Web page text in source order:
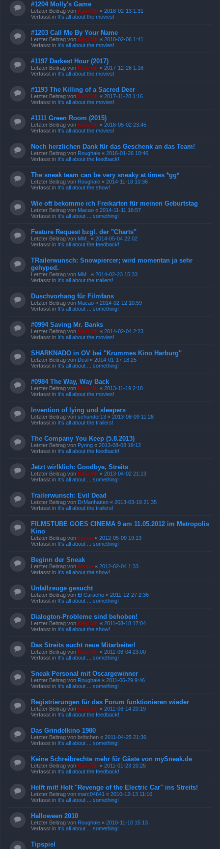
#1204 Molly's Game
Letzter Beitrag von Kasi Mir « 2018-02-13 1:31
Verfasst in It's all about the movies!
#1203 Call Me By Your Name
Letzter Beitrag von Kasi Mir « 2018-02-06 1:41
Verfasst in It's all about the movies!
#1197 Darkest Hour (2017)
Letzter Beitrag von Kasi Mir « 2017-12-26 1:16
Verfasst in It's all about the movies!
#1193 The Killing of a Sacred Deer
Letzter Beitrag von Kasi Mir « 2017-11-28 1:16
Verfasst in It's all about the movies!
#1111 Green Room (2015)
Letzter Beitrag von Kasi Mir « 2016-05-02 23:45
Verfasst in It's all about the movies!
Noch herzlichen Dank für das Geschenk an das Team!
Letzter Beitrag von Roughale « 2016-01-26 10:46
Verfasst in It's all about the feedback!
The sneak team can be very sneaky at times *gg*
Letzter Beitrag von Roughale « 2014-11-18 10:36
Verfasst in It's all about the show!
Wie oft bekomme ich Freikarten für meinen Geburtstag
Letzter Beitrag von Macao « 2014-11-11 16:57
Verfasst in It's all about ... something!
Feature Request bzgl. der "Charts"
Letzter Beitrag von MM_ « 2014-05-04 22:02
Verfasst in It's all about the feedback!
TRailerwunsch: Snowpiercer; wird momentan ja sehr
gehyped.
Letzter Beitrag von MM_ « 2014-02-23 15:33
Verfasst in It's all about the trailers!
Duschvorhang für Filmfans
Letzter Beitrag von Macao « 2014-02-12 10:59
Verfasst in It's all about ... something!
#0994 Saving Mr. Banks
Letzter Beitrag von Kasi Mir « 2014-02-04 2:23
Verfasst in It's all about the movies!
SHARKNADO in OV bei "Krummes Kino Harburg"
Letzter Beitrag von Deal « 2014-01-17 18:25
Verfasst in It's all about ... something!
#0984 The Way, Way Back
Letzter Beitrag von Kasi Mir « 2013-11-19 2:18
Verfasst in It's all about the movies!
Invention of lying und sleepers
Letzter Beitrag von schunder13 « 2013-08-09 11:28
Verfasst in It's all about the trailers!
The Company You Keep (5.8.2013)
Letzter Beitrag von Pynng « 2013-08-08 19:12
Verfasst in It's all about the feedback!
Jetzt wirlklich: Goodbye, Streits
Letzter Beitrag von Kasi Mir « 2013-04-02 21:13
Verfasst in It's all about ... something!
Trailerwunsch: Evil Dead
Letzter Beitrag von DrManhatten « 2013-03-19 21:35
Verfasst in It's all about the trailers!
FILMSTUBE GOES CINEMA 9 am 11.05.2012 im Metropolis
Kino
Letzter Beitrag von emma « 2012-05-09 19:13
Verfasst in It's all about ... something!
Beginn der Sneak
Letzter Beitrag von emma « 2012-02-04 1:33
Verfasst in It's all about the show!
Unfallzeuge gesucht
Letzter Beitrag von El Caracho « 2011-12-27 2:36
Verfasst in It's all about ... something!
Dialogton-Probleme sind behoben!
Letzter Beitrag von Kasi Mir « 2011-08-18 17:04
Verfasst in It's all about the show!
Das Streits sucht neue Mitarbeiter!
Letzter Beitrag von Kasi Mir « 2011-08-04 23:00
Verfasst in It's all about ... something!
Sneak Personal mit Oscargewinner
Letzter Beitrag von Roughale « 2011-06-29 9:46
Verfasst in It's all about ... something!
Registrierungen für das Forum funktionieren wieder
Letzter Beitrag von Kasi Mir « 2011-06-14 20:19
Verfasst in It's all about the feedback!
Das Grindelkino 1980
Letzter Beitrag von brötchen « 2011-04-25 21:36
Verfasst in It's all about ... something!
Keine Schreibrechte mehr für Gäste von mySneak.de
Letzter Beitrag von Kasi Mir « 2011-01-23 20:25
Verfasst in It's all about the feedback!
Helft mit! Holt "Revenge of the Electric Car" ins Streits!
Letzter Beitrag von marc04641 « 2010-12-13 11:10
Verfasst in It's all about ... something!
Halloween 2010
Letzter Beitrag von Roughale « 2010-11-10 15:13
Verfasst in It's all about ... something!
Tipspiel